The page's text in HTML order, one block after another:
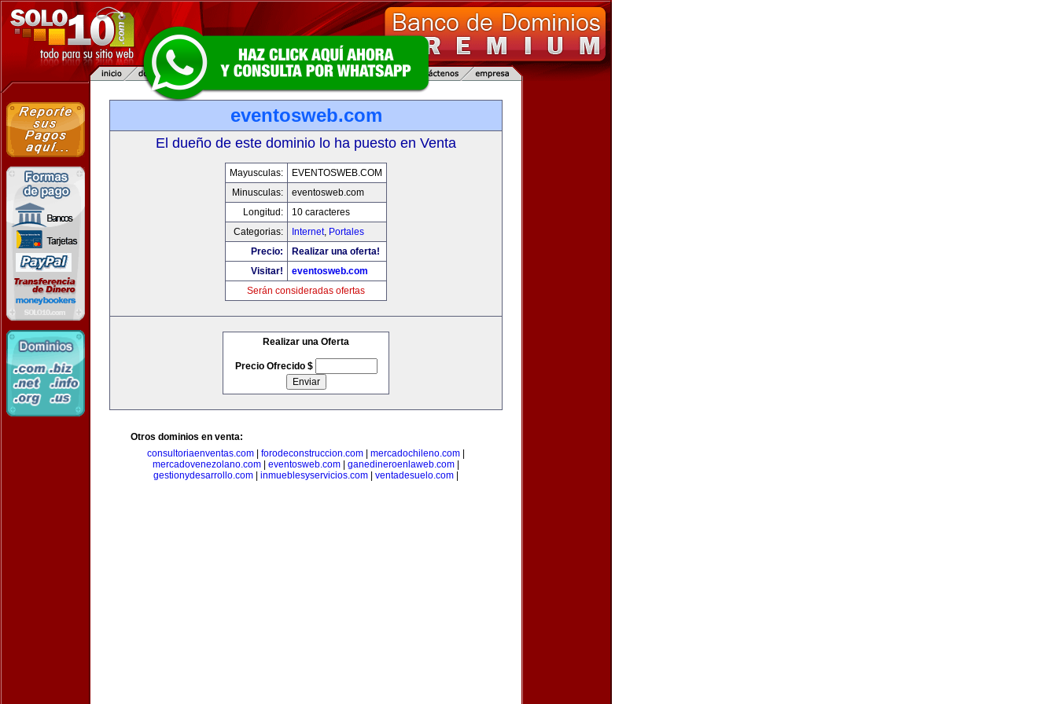
eventosweb.com
El dueño de este dominio lo ha puesto en Venta
Mayusculas:
EVENTOSWEB.COM
Minusculas:
eventosweb.com
Longitud:
10 caracteres
Categorias:
Internet, Portales
Precio:
Realizar una oferta!
Visitar!
eventosweb.com
Serán consideradas ofertas
Realizar una Oferta
Precio Ofrecido $
Otros dominios en venta:
consultoriaenventas.com
forodeconstruccion.com mercadochileno.com
mercadovenezolano.com
eventosweb.com ganedineroenlaweb.com
gestionydesarrollo.com
inmueblesyservicios.com ventadesuelo.com